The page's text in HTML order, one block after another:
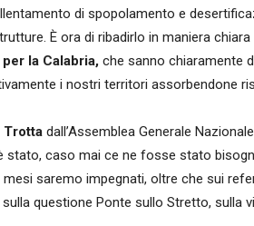
di spopolamento e
È ora di ribadirlo in maniera chiara
la Calabria, che sanno chiaramente
i nostri territori assorbendone
Trotta dall’Assemblea Generale
stato, caso mai ce ne fosse stato
saremo impegnati, oltre che sui
questione Ponte sullo Stretto, sulla